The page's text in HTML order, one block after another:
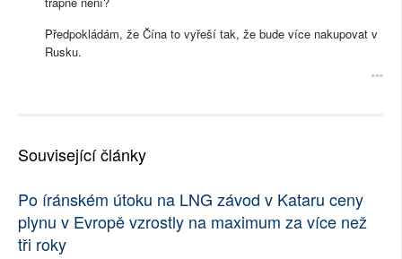
Předpokládám, že Čína to vyřeší tak, že bude více nakupovat v
Rusku.
Související články
Po íránském útoku na LNG závod v Kataru ceny
plynu v Evropě vzrostly na maximum za více než
tři roky